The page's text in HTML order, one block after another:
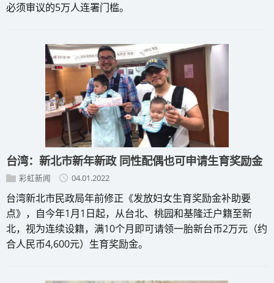
必须审议的5万人连署门槛。
台湾：新北市新年新政 同性配偶也可申请生育奖励金
彩虹新闻 04.01.2022
台湾新北市民政局年前修正《发放妇女生育奖励金补助要
点》，自今年1月1日起，从台北、桃园和基隆迁户籍至新
北，视为连续设籍，满10个月即可请领一胎新台币2万元（约
合人民币4,600元）生育奖励金。